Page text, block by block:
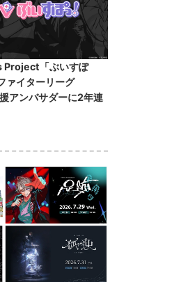
「ぶいすぽ
ァイターリーグ
アンバサダーに2年連